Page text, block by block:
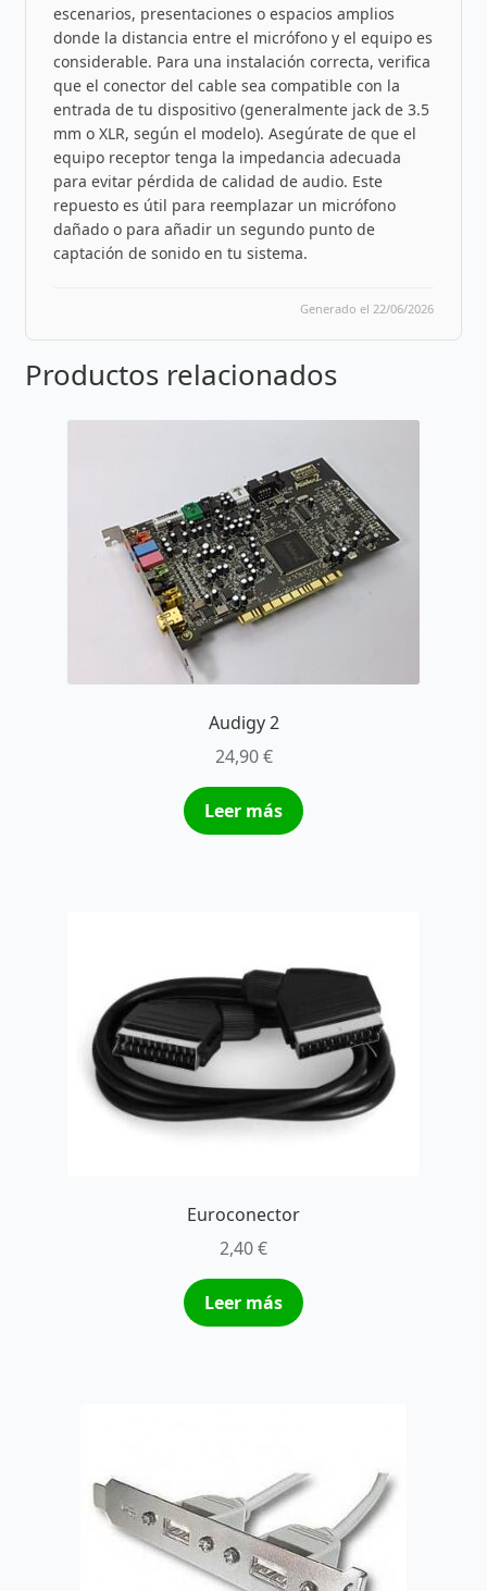
escenarios, presentaciones o espacios amplios
donde la distancia entre el micrófono y el equipo es
considerable. Para una instalación correcta, verifica
que el conector del cable sea compatible con la
entrada de tu dispositivo (generalmente jack de 3.5
mm o XLR, según el modelo). Asegúrate de que el
equipo receptor tenga la impedancia adecuada
para evitar pérdida de calidad de audio. Este
repuesto es útil para reemplazar un micrófono
dañado o para añadir un segundo punto de
captación de sonido en tu sistema.
Generado el 22/06/2026
Productos relacionados
Audigy 2
24,90€
Leer más
Euroconector
2,40€
Leer más